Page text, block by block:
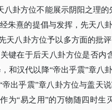
八卦方位不能展示阴阳之理
朱熹的提倡与发挥，先天八
天八卦方位予以多方面的批
键在于后天八卦方位是否内
和汉代以降“帝出乎震”章八
出乎震”章八卦方位与盖天
为“易之用”的万物随四时生